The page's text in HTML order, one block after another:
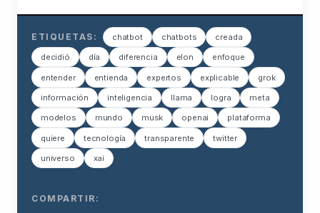
ETIQUETAS: chatbot chatbots creada
decidió día diferencia elon enfoque
entender entienda expertos explicable grok
información inteligencia llama logra meta
modelos mundo musk openai plataforma
quiere tecnología transparente twitter
universo xai
COMPARTIR: